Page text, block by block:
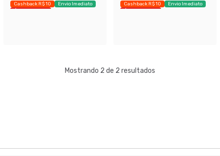
Cashback R$ 10
Envio Imediato
Últimas peças
Cashback R$ 10
Envio Imediato
Últimas peças
Mostrando 2 de 2 resultados